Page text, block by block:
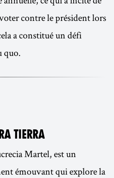
contre le président lors
a constitué un défi
quo.
TIERRA
Martel, est un
émouvant qui explore la